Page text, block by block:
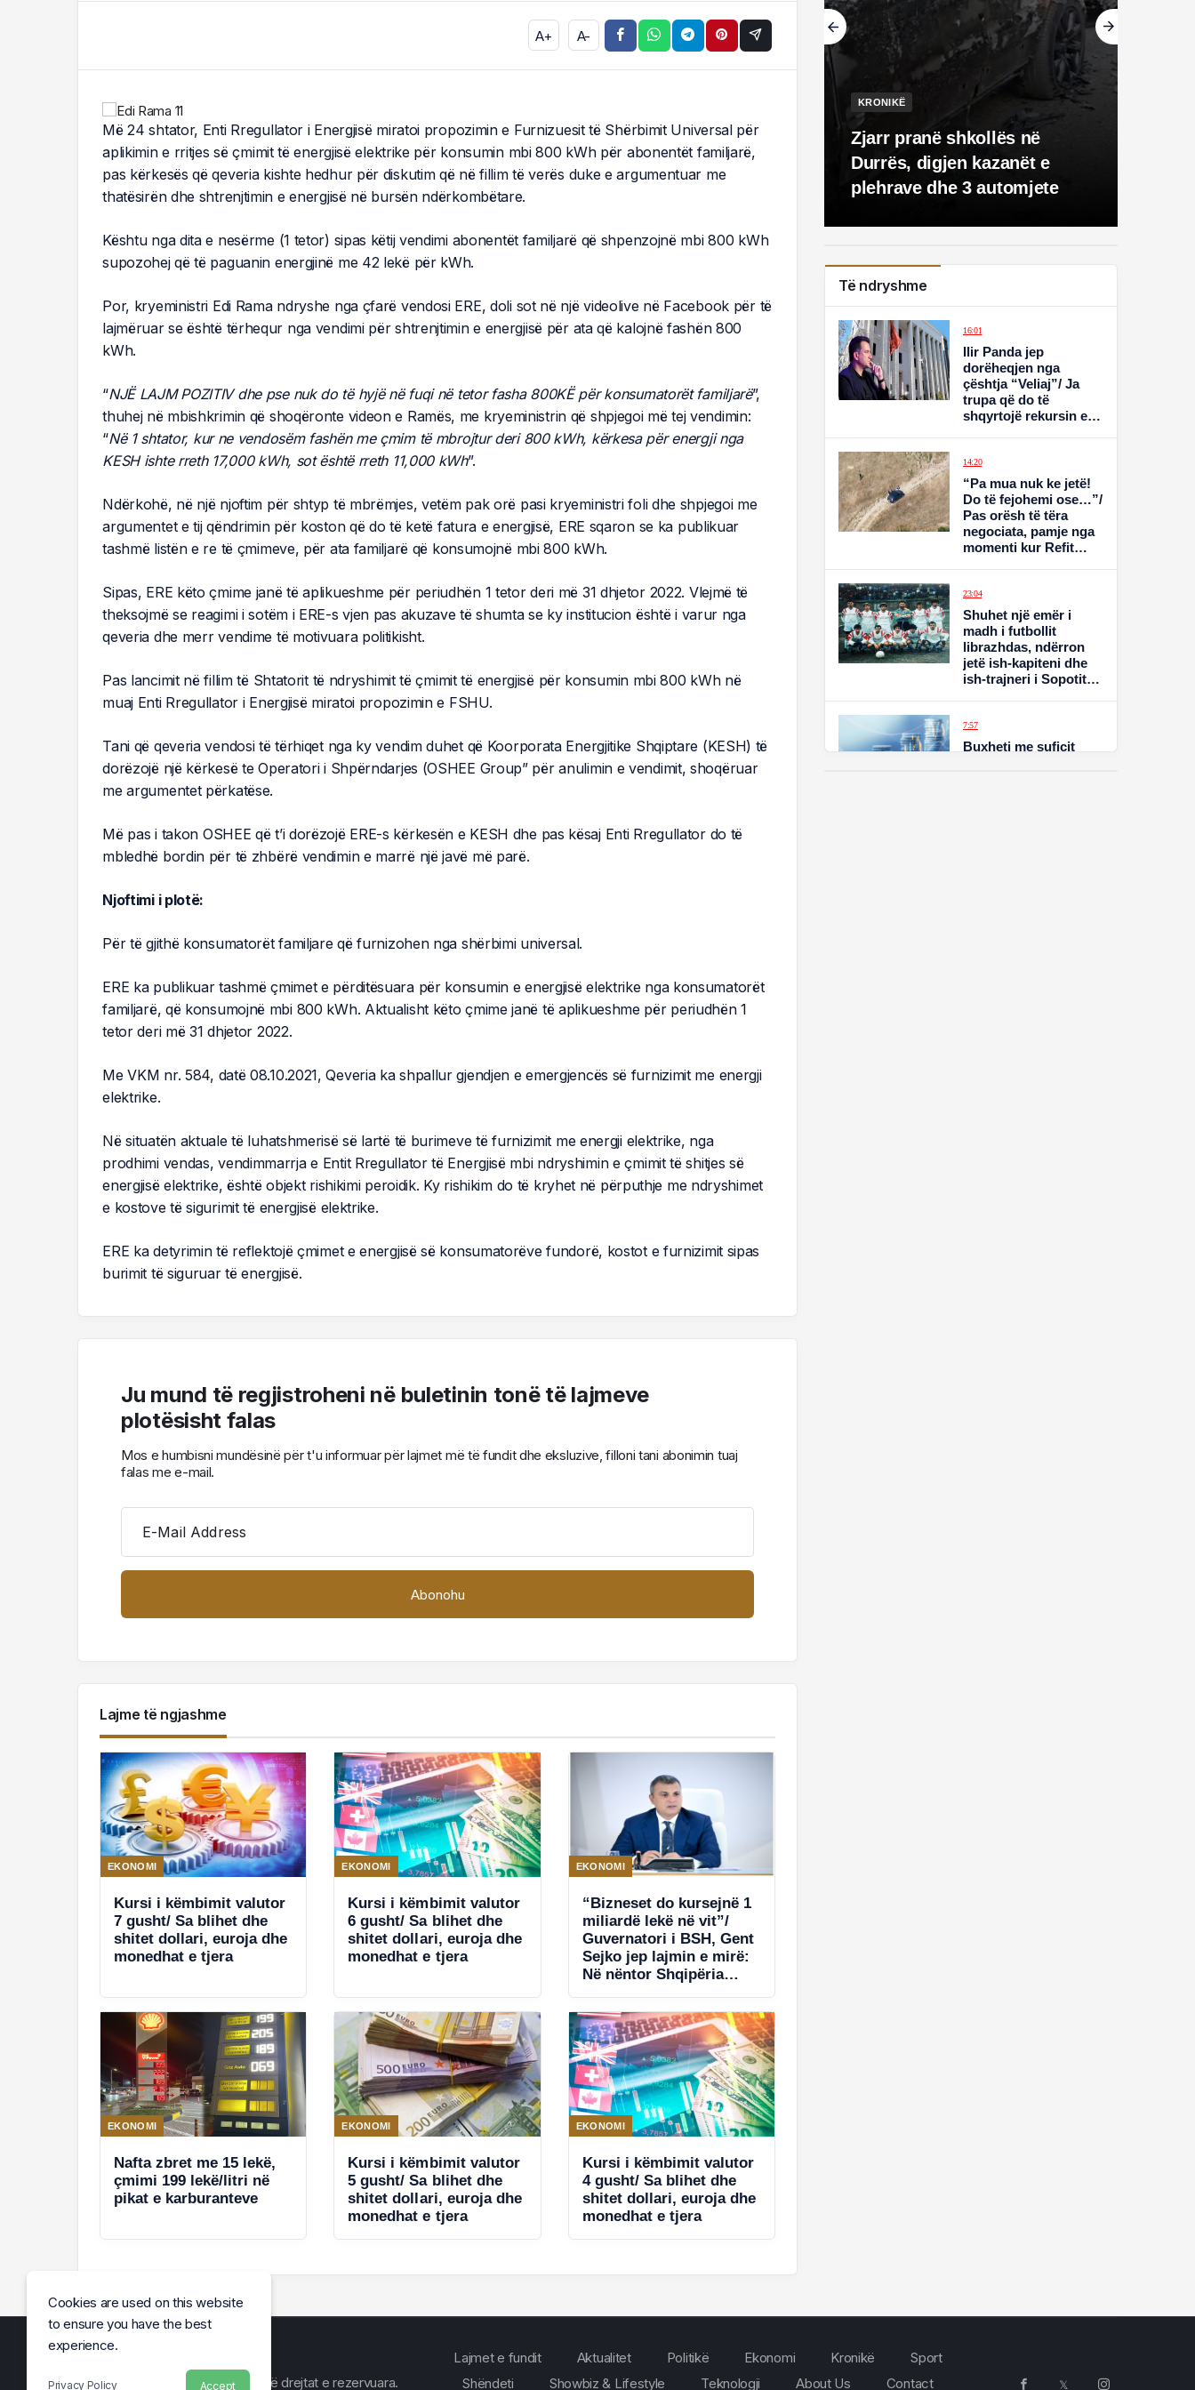
A+ A-
Më 24 shtator, Enti Rregullator i Energjisë miratoi propozimin e Furnizuesit të Shërbimit Universal për
aplikimin e rritjes së çmimit të energjisë elektrike për konsumin mbi 800 kWh për abonentët familjarë,
pas kërkesës që qeveria kishte hedhur për diskutim që në fillim të verës duke e argumentuar me
thatësirën dhe shtrenjtimin e energjisë në bursën ndërkombëtare.
Kështu nga dita e nesërme (1 tetor) sipas këtij vendimi abonentët familjarë që shpenzojnë mbi 800 kWh
supozohej që të paguanin energjinë me 42 lekë për kWh.
Por, kryeministri Edi Rama ndryshe nga çfarë vendosi ERE, doli sot në një videolive në Facebook për të
lajmëruar se është tërhequr nga vendimi për shtrenjtimin e energjisë për ata që kalojnë fashën 800
kWh.
“NJË LAJM POZITIV dhe pse nuk do të hyjë në fuqi në tetor fasha 800KË për konsumatorët familjarë”,
thuhej në mbishkrimin që shoqëronte videon e Ramës, me kryeministrin që shpjegoi më tej vendimin:
“Në 1 shtator, kur ne vendosëm fashën me çmim të mbrojtur deri 800 kWh, kërkesa për energji nga
KESH ishte rreth 17,000 kWh, sot është rreth 11,000 kWh”.
Ndërkohë, në një njoftim për shtyp të mbrëmjes, vetëm pak orë pasi kryeministri foli dhe shpjegoi me
argumentet e tij qëndrimin për koston që do të ketë fatura e energjisë, ERE sqaron se ka publikuar
tashmë listën e re të çmimeve, për ata familjarë që konsumojnë mbi 800 kWh.
Sipas, ERE këto çmime janë të aplikueshme për periudhën 1 tetor deri më 31 dhjetor 2022. Vlejmë të
theksojmë se reagimi i sotëm i ERE-s vjen pas akuzave të shumta se ky institucion është i varur nga
qeveria dhe merr vendime të motivuara politikisht.
Pas lancimit në fillim të Shtatorit të ndryshimit të çmimit të energjisë për konsumin mbi 800 kWh në
muaj Enti Rregullator i Energjisë miratoi propozimin e FSHU.
Tani që qeveria vendosi të tërhiqet nga ky vendim duhet që Koorporata Energjitike Shqiptare (KESH) të
dorëzojë një kërkesë te Operatori i Shpërndarjes (OSHEE Group” për anulimin e vendimit, shoqëruar
me argumentet përkatëse.
Më pas i takon OSHEE që t’i dorëzojë ERE-s kërkesën e KESH dhe pas kësaj Enti Rregullator do të
mbledhë bordin për të zhbërë vendimin e marrë një javë më parë.
Njoftimi i plotë:
Për të gjithë konsumatorët familjare që furnizohen nga shërbimi universal.
ERE ka publikuar tashmë çmimet e përditësuara për konsumin e energjisë elektrike nga konsumatorët
familjarë, që konsumojnë mbi 800 kWh. Aktualisht këto çmime janë të aplikueshme për periudhën 1
tetor deri më 31 dhjetor 2022.
Me VKM nr. 584, datë 08.10.2021, Qeveria ka shpallur gjendjen e emergjencës së furnizimit me energji
elektrike.
Në situatën aktuale të luhatshmerisë së lartë të burimeve të furnizimit me energji elektrike, nga
prodhimi vendas, vendimmarrja e Entit Rregullator të Energjisë mbi ndryshimin e çmimit të shitjes së
energjisë elektrike, është objekt rishikimi peroidik. Ky rishikim do të kryhet në përputhje me ndryshimet
e kostove të sigurimit të energjisë elektrike.
ERE ka detyrimin të reflektojë çmimet e energjisë së konsumatorëve fundorë, kostot e furnizimit sipas
burimit të siguruar të energjisë.
Ju mund të regjistroheni në buletinin tonë të lajmeve
plotësisht falas
Mos e humbisni mundësinë për t'u informuar për lajmet më të fundit dhe eksluzive, filloni tani abonimin tuaj
falas me e-mail.
E-Mail Address
Lajme të ngjashme
EKONOMI
Kursi i këmbimit valutor
7 gusht/ Sa blihet dhe
shitet dollari, euroja dhe
monedhat e tjera
EKONOMI
Kursi i këmbimit valutor
6 gusht/ Sa blihet dhe
shitet dollari, euroja dhe
monedhat e tjera
EKONOMI
“Bizneset do kursejnë 1
miliardë lekë në vit”/
Guvernatori i BSH, Gent
Sejko jep lajmin e mirë:
Në nëntor Shqipëria
shpejta TIPS
EKONOMI
Nafta zbret me 15 lekë,
çmimi 199 lekë/litri në
pikat e karburanteve
EKONOMI
Kursi i këmbimit valutor
5 gusht/ Sa blihet dhe
shitet dollari, euroja dhe
monedhat e tjera
EKONOMI
Kursi i këmbimit valutor
4 gusht/ Sa blihet dhe
shitet dollari, euroja dhe
monedhat e tjera
KRONIKË
Zjarr pranë shkollës në
Durrës, digjen kazanët e
plehrave dhe 3 automjete
Të ndryshme
16:01
Ilir Panda jep
dorëheqjen nga
çështja “Veliaj”/ Ja
trupa që do të
shqyrtojë rekursin e
14:20
“Pa mua nuk ke jetë!
Do të fejohemi ose…”/
Pas orësh të tëra
negociata, pamje nga
momenti kur Refit
peng
23:04
Shuhet një emër i
madh i futbollit
librazhdas, ndërron
jetë ish-kapiteni dhe
ish-trajneri i Sopotit,
7:57
Buxheti me suficit
Cookies are used on this website
to ensure you have the best
experience.
Privacy Policy Accept
© Arena e Lajmit 2026, Të gjitha të drejtat e rezervuara.
Lajmet e fundit Aktualitet Politikë Ekonomi Kronikë
Sport
Shëndeti
Showbiz & Lifestyle Teknologji About Us Contact